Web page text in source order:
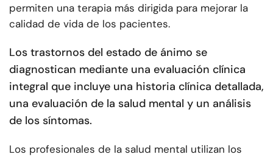
permiten una terapia más dirigida para mejorar la
calidad de vida de los pacientes.
Los trastornos del estado de ánimo se
diagnostican mediante una evaluación clínica
integral que incluye una historia clínica detallada,
una evaluación de la salud mental y un análisis
de los síntomas.
Los profesionales de la salud mental utilizan los